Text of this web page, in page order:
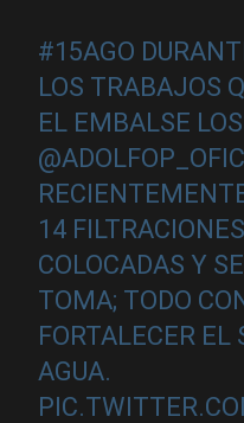
#15AGO
LOS TRABAJOS
EL EMBALSE
14
COLOCADAS Y
TOMA; TODO
FORTALECER EL
AGUA.